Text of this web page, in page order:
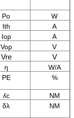
Po
W
Ith
A
Iop
A
Vop V
Vre V
η
W/A
PE %
ʎc
NM
δλ NM